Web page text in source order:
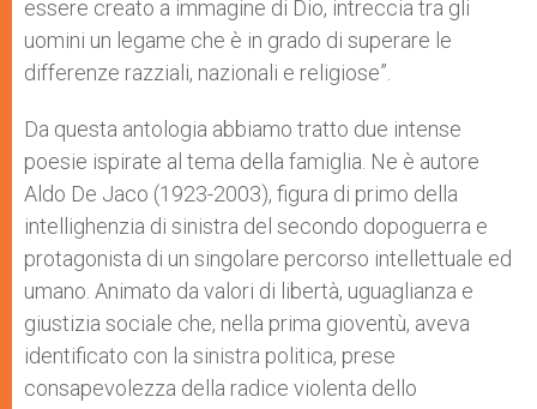
essere creato a immagine di Dio, intreccia tra gli
uomini un legame che è in grado di superare le
differenze razziali, nazionali e religiose”.
Da questa antologia abbiamo tratto due intense
poesie ispirate al tema della famiglia. Ne è autore
Aldo De Jaco (1923-2003), figura di primo della
intellighenzia di sinistra del secondo dopoguerra e
protagonista di un singolare percorso intellettuale ed
umano. Animato da valori di libertà, uguaglianza e
giustizia sociale che, nella prima gioventù, aveva
identificato con la sinistra politica, prese
consapevolezza della radice violenta dello